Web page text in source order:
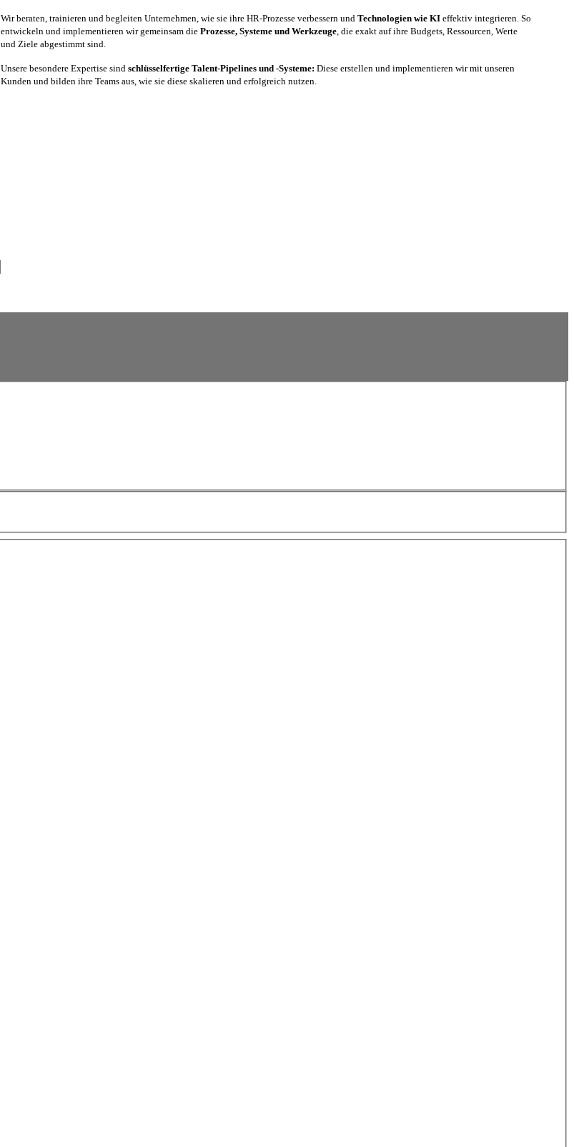
Wir beraten, trainieren und begleiten Unternehmen, wie sie ihre HR-Prozesse verbessern und Technologien wie KI effektiv integrieren. So
entwickeln und implementieren wir gemeinsam die Prozesse, Systeme und Werkzeuge , die exakt auf ihre Budgets, Ressourcen, Werte
und Ziele abgestimmt sind.
Unsere besondere Expertise sind schlüsselfertige Talent-Pipelines und -Systeme: Diese erstellen und implementieren wir mit unseren
Kunden und bilden ihre Teams aus, wie sie diese skalieren und erfolgreich nutzen.